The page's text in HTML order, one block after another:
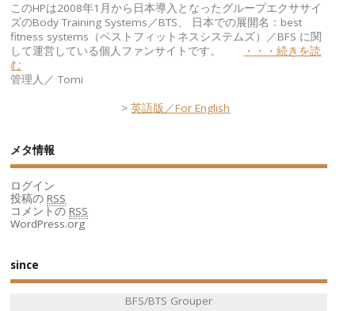
このHPは2008年1月から日本導入となったグループエクササイ
ズのBody Training Systems／BTS、 日本での展開名：best
fitness systems（ベストフィットネスシステムズ）／BFS に関
して運営している個人ファンサイトです。
・・・続きを読
む
管理人／ Tomi
>英語版／For English
メタ情報
ログイン
投稿のRSS
コメントのRSS
WordPress.org
since
BFS/BTS Grouper